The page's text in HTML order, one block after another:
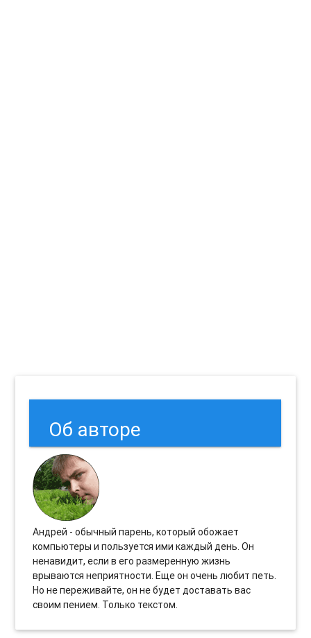
Об авторе
Андрей - обычный парень, который обожает
компьютеры и пользуется ими каждый день. Он
ненавидит, если в его размеренную жизнь
врываются неприятности. Еще он очень любит петь.
Но не переживайте, он не будет доставать вас
своим пением. Только текстом.